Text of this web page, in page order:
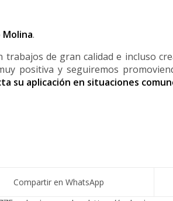
.
de gran calidad e incluso
positiva y seguiremos
su aplicación en situaciones
Compartir en WhatsApp